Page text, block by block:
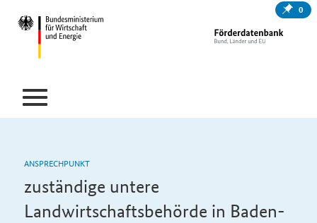
0
ANSPRECHPUNKT
zuständige untere
Landwirtschaftsbehörde in Baden-